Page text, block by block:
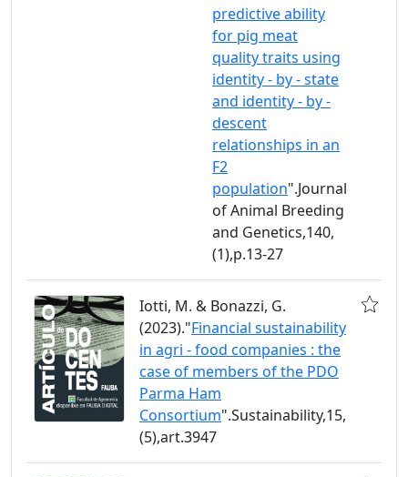
predictive ability
for pig meat
quality traits using
identity - by - state
and identity - by -
descent
relationships in an
F2
population".Journal
of Animal Breeding
and Genetics,140,
(1),p.13-27
Iotti, M. & Bonazzi, G.
(2023)."Financial sustainability
in agri - food companies : the
case of members of the PDO
Parma Ham
Consortium".Sustainability,15,
(5),art.3947